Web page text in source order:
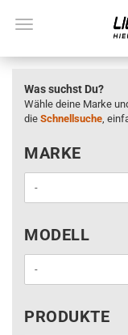
Was suchst Du?
Wähle deine Marke
die Schnellsuche,
MARKE
MARKE
MODELL
MODELL
PRODUKTE
PRODUKTE